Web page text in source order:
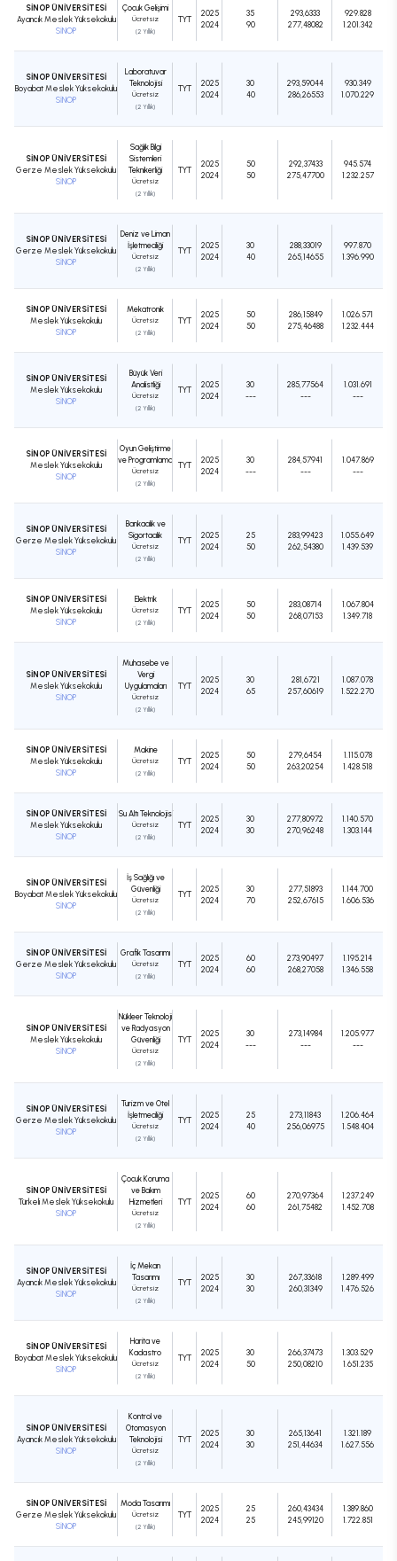
SİNOP ÜNİVERSİTESİ
Ayancık Meslek Yüksekokulu
SİNOP
Çocuk Gelişimi
Ücretsiz
(2 Yıllık)
TYT
2025
2024
35
90
293,6333
277,48082
929.828
1.201.342
SİNOP ÜNİVERSİTESİ
Boyabat Meslek Yüksekokulu
SİNOP
Laboratuvar
Teknolojisi
Ücretsiz
(2 Yıllık)
TYT
2025
2024
30
40
293,59044
286,26553
930.349
1.070.229
SİNOP ÜNİVERSİTESİ
Gerze Meslek Yüksekokulu
SİNOP
Sağlık Bilgi
Sistemleri
Teknikerliği
Ücretsiz
(2 Yıllık)
TYT
2025
2024
50
50
292,37433
275,47700
945.574
1.232.257
SİNOP ÜNİVERSİTESİ
Gerze Meslek Yüksekokulu
SİNOP
Deniz ve Liman
İşletmeciliği
Ücretsiz
(2 Yıllık)
TYT
2025
2024
30
40
288,33019
265,14655
997.870
1.396.990
SİNOP ÜNİVERSİTESİ
Meslek Yüksekokulu
SİNOP
Mekatronik
Ücretsiz
(2 Yıllık)
TYT
2025
2024
50
50
286,15849
275,46488
1.026.571
1.232.444
SİNOP ÜNİVERSİTESİ
Meslek Yüksekokulu
SİNOP
Büyük Veri
Analistliği
Ücretsiz
(2 Yıllık)
TYT
2025
2024
30
---
285,77564
---
1.031.691
---
SİNOP ÜNİVERSİTESİ
Meslek Yüksekokulu
SİNOP
Oyun Geliştirme
ve Programlama
Ücretsiz
(2 Yıllık)
TYT
2025
2024
30
---
284,57941
---
1.047.869
---
SİNOP ÜNİVERSİTESİ
Gerze Meslek Yüksekokulu
SİNOP
Bankacılık ve
Sigortacılık
Ücretsiz
(2 Yıllık)
TYT
2025
2024
25
50
283,99423
262,54380
1.055.649
1.439.539
SİNOP ÜNİVERSİTESİ
Meslek Yüksekokulu
SİNOP
Elektrik
Ücretsiz
(2 Yıllık)
TYT
2025
2024
50
50
283,08714
268,07153
1.067.804
1.349.718
SİNOP ÜNİVERSİTESİ
Meslek Yüksekokulu
SİNOP
Muhasebe ve
Vergi
Uygulamaları
Ücretsiz
(2 Yıllık)
TYT
2025
2024
30
65
281,6721
257,60619
1.087.078
1.522.270
SİNOP ÜNİVERSİTESİ
Meslek Yüksekokulu
SİNOP
Makine
Ücretsiz
(2 Yıllık)
TYT
2025
2024
50
50
279,6454
263,20254
1.115.078
1.428.518
SİNOP ÜNİVERSİTESİ
Meslek Yüksekokulu
SİNOP
Su Altı Teknolojisi
Ücretsiz
(2 Yıllık)
TYT
2025
2024
30
30
277,80972
270,96248
1.140.570
1.303.144
SİNOP ÜNİVERSİTESİ
Boyabat Meslek Yüksekokulu
SİNOP
İş Sağlığı ve
Güvenliği
Ücretsiz
(2 Yıllık)
TYT
2025
2024
30
70
277,51893
252,67615
1.144.700
1.606.536
SİNOP ÜNİVERSİTESİ
Gerze Meslek Yüksekokulu
SİNOP
Grafik Tasarımı
Ücretsiz
(2 Yıllık)
TYT
2025
2024
60
60
273,90497
268,27058
1.195.214
1.346.558
SİNOP ÜNİVERSİTESİ
Meslek Yüksekokulu
SİNOP
Nükleer Teknoloji
ve Radyasyon
Güvenliği
Ücretsiz
(2 Yıllık)
TYT
2025
2024
30
---
273,14984
---
1.205.977
---
SİNOP ÜNİVERSİTESİ
Gerze Meslek Yüksekokulu
SİNOP
Turizm ve Otel
İşletmeciliği
Ücretsiz
(2 Yıllık)
TYT
2025
2024
25
40
273,11843
256,06975
1.206.464
1.548.404
SİNOP ÜNİVERSİTESİ
Türkeli Meslek Yüksekokulu
SİNOP
Çocuk Koruma
ve Bakım
Hizmetleri
Ücretsiz
(2 Yıllık)
TYT
2025
2024
60
60
270,97364
261,75482
1.237.249
1.452.708
SİNOP ÜNİVERSİTESİ
Ayancık Meslek Yüksekokulu
SİNOP
İç Mekan
Tasarımı
Ücretsiz
(2 Yıllık)
TYT
2025
2024
30
30
267,33618
260,31349
1.289.499
1.476.526
SİNOP ÜNİVERSİTESİ
Boyabat Meslek Yüksekokulu
SİNOP
Harita ve
Kadastro
Ücretsiz
(2 Yıllık)
TYT
2025
2024
30
50
266,37473
250,08210
1.303.529
1.651.235
SİNOP ÜNİVERSİTESİ
Ayancık Meslek Yüksekokulu
SİNOP
Kontrol ve
Otomasyon
Teknolojisi
Ücretsiz
(2 Yıllık)
TYT
2025
2024
30
30
265,13641
251,44634
1.321.189
1.627.556
SİNOP ÜNİVERSİTESİ
Gerze Meslek Yüksekokulu
SİNOP
Moda Tasarımı
Ücretsiz
(2 Yıllık)
TYT
2025
2024
25
25
260,43434
245,99120
1.389.860
1.722.851